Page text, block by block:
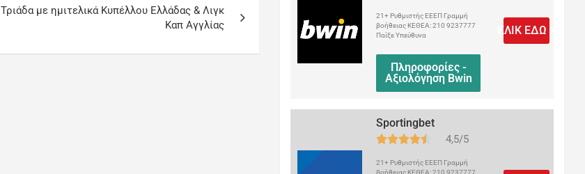
Τριάδα με ημιτελικά Κυπέλλου Ελλάδας & Λιγκ
Καπ Αγγλίας
21+ Ρυθμιστής ΕΕΕΠ Γραμμή
βοήθειας ΚΕΘΕΑ: 210 9237777
Παίξε Υπεύθυνα
Πληροφορίες -
Αξιολόγηση Bwin
ΚΛΙΚ ΕΔΩ >
Sportingbet
4,5/5
21+ Ρυθμιστής ΕΕΕΠ Γραμμή
βοήθειας ΚΕΘΕΑ: 210 9237777